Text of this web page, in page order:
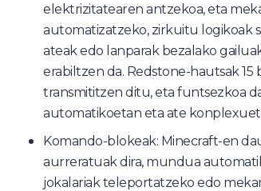
elektrizitatearen antzekoa, eta
automatizatzeko, zirkuitu logikoak
ateak edo lanparak bezalako
erabiltzen da. Redstone-hautsak 15
transmititzen ditu, eta funtsezkoa
automatikoetan eta ate
Komando-blokeak: Minecraft-en
aurreratuak dira, mundua
jokalariak teleportatzeko edo